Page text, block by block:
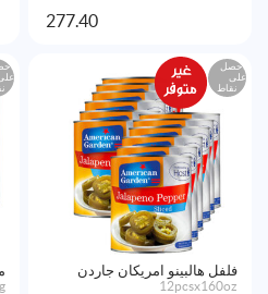
277.40
احصل
على
نقاط
فلفل هالبينو امريكان جاردن
12pcsx160oz